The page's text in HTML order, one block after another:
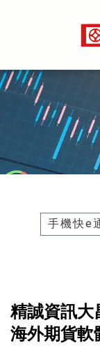
手機快e
精誠資訊大
海外期貨軟